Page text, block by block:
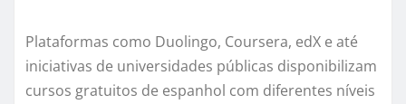
Plataformas como Duolingo, Coursera, edX e até
iniciativas de universidades públicas disponibilizam
cursos gratuitos de espanhol com diferentes níveis